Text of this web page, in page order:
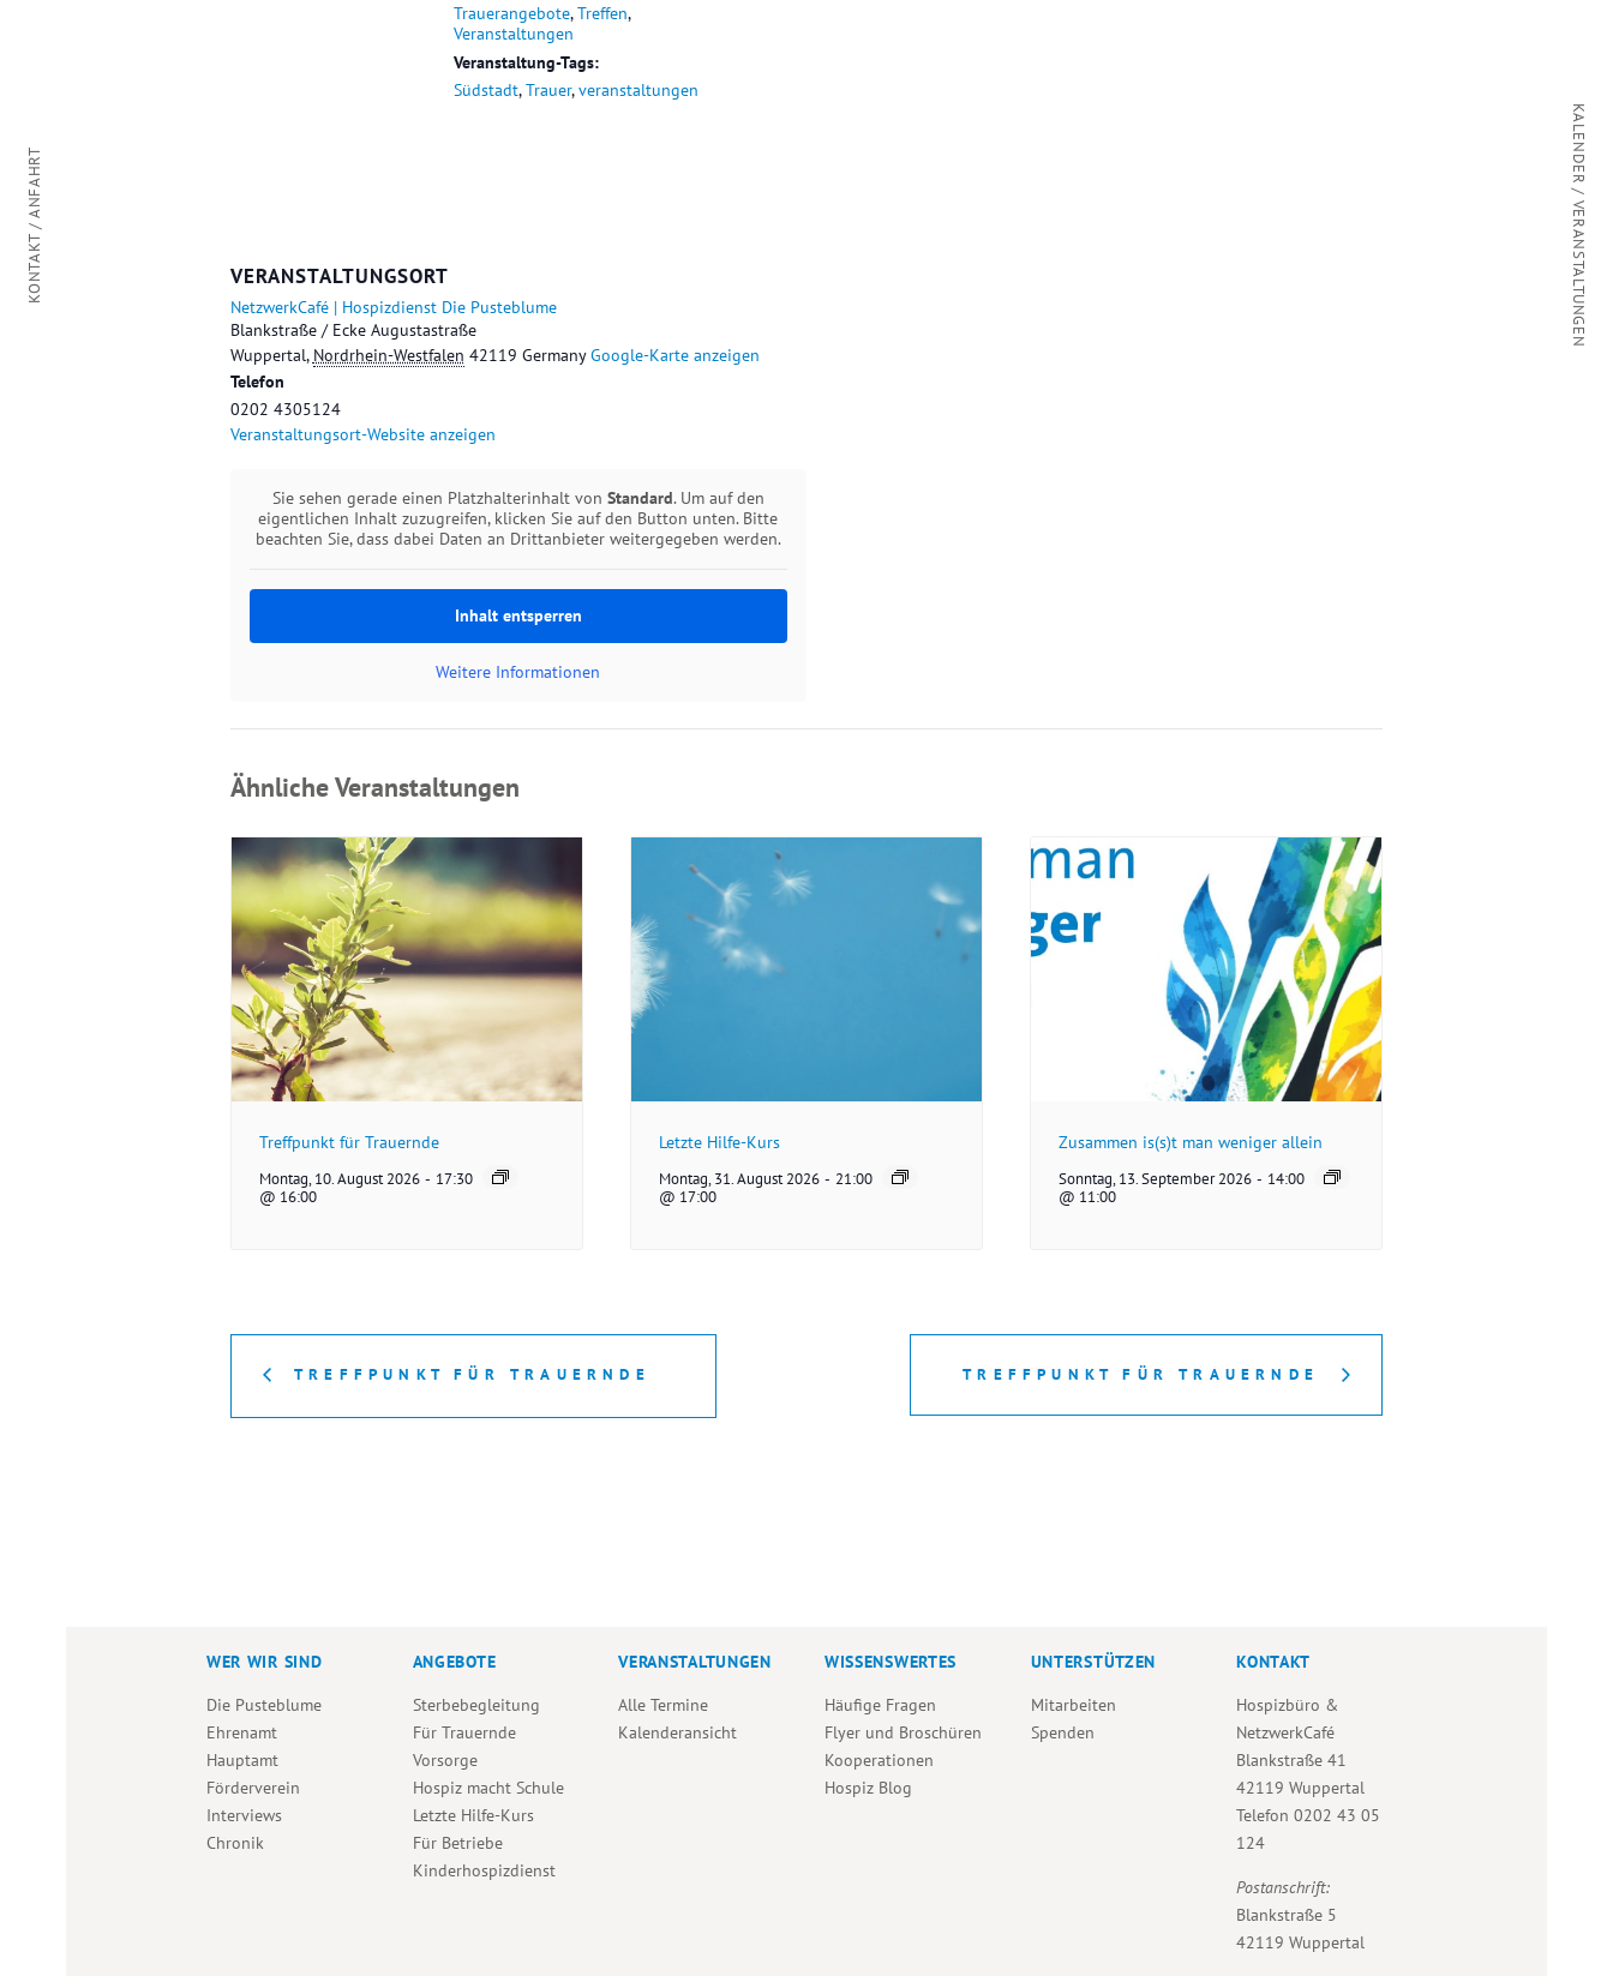
Trauerangebote,Treffen,
Veranstaltungen
Veranstaltung-Tags:
Südstadt,Trauer,veranstaltungen
VERANSTALTUNGSORT
NetzwerkCafé | Hospizdienst Die Pusteblume
Blankstraße / Ecke Augustastraße
Wuppertal, Nordrhein-Westfalen 42119 Germany Google-Karte anzeigen
Telefon
0202 4305124
Veranstaltungsort-Website anzeigen
Sie sehen gerade einen Platzhalterinhalt von Standard. Um auf den
eigentlichen Inhalt zuzugreifen, klicken Sie auf den Button unten. Bitte
beachten Sie, dass dabei Daten an Drittanbieter weitergegeben werden.
Inhalt entsperren
Weitere Informationen
Ähnliche Veranstaltungen
Treffpunkt für Trauernde
Montag, 10. August 2026
@ 16:00
- 17:30
Letzte Hilfe-Kurs
Montag, 31. August 2026
@ 17:00
- 21:00
Zusammen is(s)t man weniger allein
Sonntag, 13. September 2026
@ 11:00
- 14:00
TREFFPUNKT FÜR TRAUERNDE TREFFPUNKT FÜR TRAUERNDE
WER WIR SIND
Die Pusteblume
Ehrenamt
Hauptamt
Förderverein
Interviews
Chronik
ANGEBOTE
Sterbebegleitung
Für Trauernde
Vorsorge
Hospiz macht Schule
Letzte Hilfe-Kurs
Für Betriebe
Kinderhospizdienst
VERANSTALTUNGEN
Alle Termine
Kalenderansicht
WISSENSWERTES
Häufige Fragen
Flyer und Broschüren
Kooperationen
Hospiz Blog
UNTERSTÜTZEN
Mitarbeiten
Spenden
KONTAKT
Hospizbüro &
NetzwerkCafé
Blankstraße 41
42119 Wuppertal
Telefon0202 43 05
124
Postanschrift:
Blankstraße 5
42119 Wuppertal
KONTAKT / ANFAHRT KALENDER / VERANSTALTUNGEN